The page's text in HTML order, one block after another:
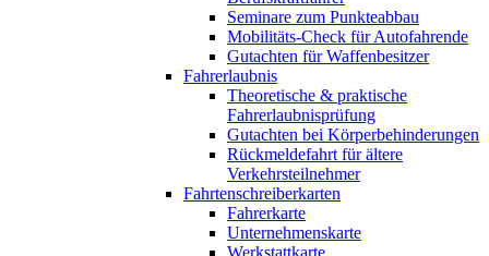
Seminare zum Punkteabbau
Mobilitäts-Check für Autofahrende
Gutachten für Waffenbesitzer
Fahrerlaubnis
Theoretische & praktische
Fahrerlaubnisprüfung
Gutachten bei Körperbehinderungen
Rückmeldefahrt für ältere
Verkehrsteilnehmer
Fahrtenschreiberkarten
Fahrerkarte
Unternehmenskarte
Werkstattkarte